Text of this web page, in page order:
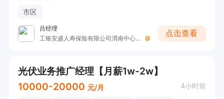
市区
吕经理
工银安盛人寿保险有限公司渭南中心支公司
点击查看
光伏业务推广经理【月薪1w-2w】
10000-20000 元/月 4小时前